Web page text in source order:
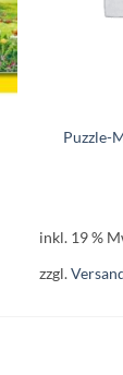
Puzzle-
inkl. 19 %
zzgl.